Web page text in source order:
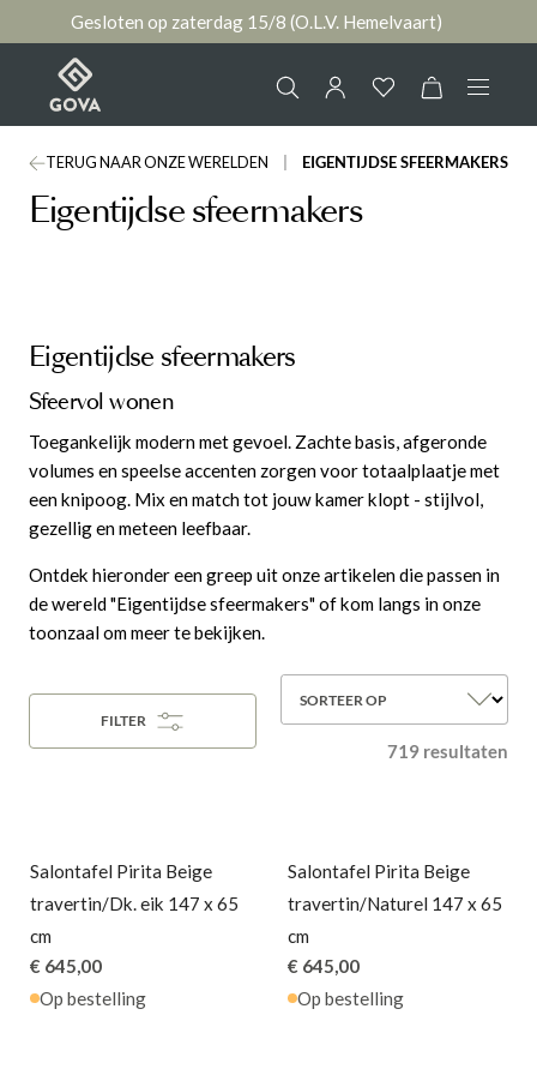
Gesloten op zaterdag 15/8 (O.L.V. Hemelvaart)
Nieuws & Inspiratie
Contact
Jouw account
ofregistreren
TERUG NAAR ONZE WERELDEN EIGENTIJDSE SFEERMAKERS
Eigentijdse sfeermakers
Eigentijdse sfeermakers
Sfeervol wonen
Toegankelijk modern met gevoel. Zachte basis, afgeronde
volumes en speelse accenten zorgen voor totaalplaatje met
een knipoog. Mix en match tot jouw kamer klopt - stijlvol,
gezellig en meteen leefbaar.
Ontdek hieronder een greep uit onze artikelen die passen in
de wereld "Eigentijdse sfeermakers" of kom langs in onze
toonzaal om meer te bekijken.
FILTER
SORTEER OP
719 resultaten
Salontafel Pirita Beige
travertin/Dk. eik 147 x 65
cm
€ 645,00
Op bestelling
Salontafel Pirita Beige
travertin/Naturel 147 x 65
cm
€ 645,00
Op bestelling